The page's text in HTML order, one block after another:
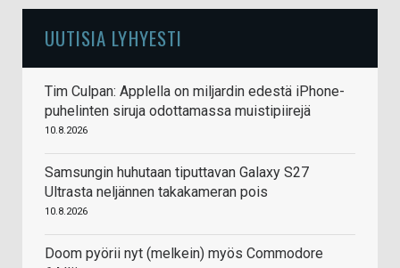
UUTISIA LYHYESTI
Tim Culpan: Applella on miljardin edestä iPhone-
puhelinten siruja odottamassa muistipiirejä
10.8.2026
Samsungin huhutaan tiputtavan Galaxy S27
Ultrasta neljännen takakameran pois
10.8.2026
Doom pyörii nyt (melkein) myös Commodore